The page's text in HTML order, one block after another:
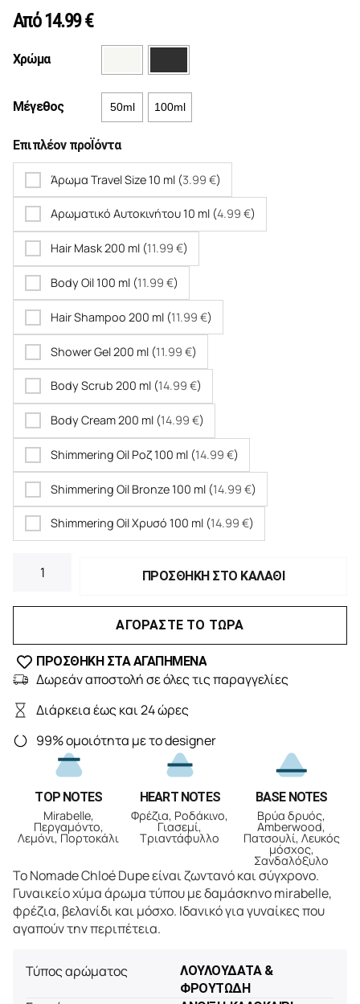
Από14.99€
Χρώμα
Μέγεθος 50ml 100ml
Επιπλέον προΪόντα
Άρωμα Travel Size 10 ml (3.99 €)
Αρωματικό Αυτοκινήτου 10 ml (4.99 €)
Hair Mask 200 ml (11.99 €)
Body Oil 100 ml (11.99 €)
Hair Shampoo 200 ml (11.99 €)
Shower Gel 200 ml (11.99 €)
Body Scrub 200 ml (14.99 €)
Body Cream 200 ml (14.99 €)
Shimmering Oil Ροζ 100 ml (14.99 €)
Shimmering Oil Bronze 100 ml (14.99 €)
Shimmering Oil Χρυσό 100 ml (14.99 €)
ΠΡΟΣΘΗΚΗ ΣΤΟ ΚΑΛΑΘΙ
ΑΓΟΡΑΣΤΕ ΤΟ ΤΩΡΑ
ΠΡΟΣΘΗΚΗ ΣΤΑ ΑΓΑΠΗΜΕΝΑ
Δωρεάν αποστολή σε όλες τις παραγγελίες
Διάρκεια έως και 24 ώρες
99% ομοιότητα με το designer
TOP NOTES
Mirabelle,
Περγαμόντο,
Λεμόνι, Πορτοκάλι
HEART NOTES
Φρέζια, Ροδάκινο,
Γιασεμί,
Τριαντάφυλλο
BASE NOTES
Βρύα δρυός,
Amberwood,
Πατσουλί, Λευκός
μόσχος,
Σανδαλόξυλο
Το Nomade Chloé Dupe είναι ζωντανό και σύγχρονο.
Γυναικείο χύμα άρωμα τύπου με δαμάσκηνο mirabelle,
φρέζια, βελανίδι και μόσχο. Ιδανικό για γυναίκες που
αγαπούν την περιπέτεια.
Τύπος αρώματος
ΛΟΥΛΟΥΔΑΤΑ &
ΦΡΟΥΤΩΔΗ